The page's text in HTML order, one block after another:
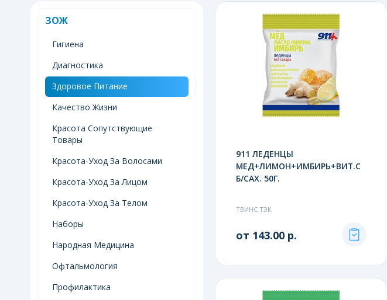
ЗОЖ
Гигиена
Диагностика
Здоровое Питание
Качество Жизни
Красота Сопутствующие
Товары
Красота-Уход За Волосами
Красота-Уход За Лицом
Красота-Уход За Телом
Наборы
Народная Медицина
Офтальмология
Профилактика
911 ЛЕДЕНЦЫ
МЕД+ЛИМОН+ИМБИРЬ+ВИТ.С
Б/САХ. 50Г.
ТВИНС ТЭК
от 143.00 р.